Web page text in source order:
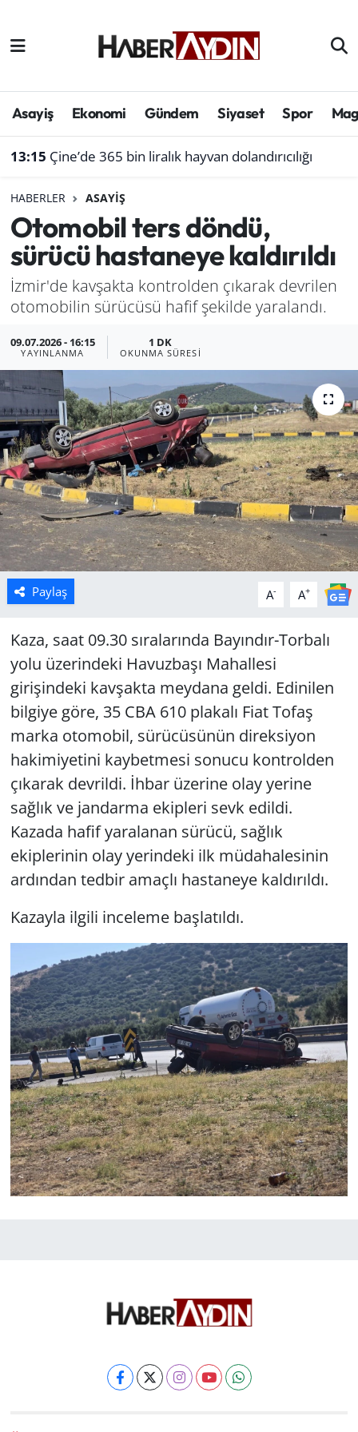
Asayiş Ekonomi Gündem Siyaset Spor
13:15 Çine’de 365 bin liralık hayvan dolandırıcılığı
HABERLER ASAYIŞ
Otomobil ters döndü,
sürücü hastaneye kaldırıldı
İzmir'de kavşakta kontrolden çıkarak devrilen
otomobilin sürücüsü hafif şekilde yaralandı.
09.07.2026 - 16:15
YAYINLANMA
1 DK
OKUNMA SÜRESI
Paylaş A- A+
Kaza, saat 09.30 sıralarında Bayındır-Torbalı
yolu üzerindeki Havuzbaşı Mahallesi
girişindeki kavşakta meydana geldi. Edinilen
bilgiye göre, 35 CBA 610 plakalı Fiat Tofaş
marka otomobil, sürücüsünün direksiyon
hakimiyetini kaybetmesi sonucu kontrolden
çıkarak devrildi. İhbar üzerine olay yerine
sağlık ve jandarma ekipleri sevk edildi.
Kazada hafif yaralanan sürücü, sağlık
ekiplerinin olay yerindeki ilk müdahalesinin
ardından tedbir amaçlı hastaneye kaldırıldı.
Kazayla ilgili inceleme başlatıldı.
Afyonkarahisar
Çevre
Genel
Haber
Izmir
Kütahya
Manisa
Muğla
Politika
Uşak
Aydın Hava Durumu
Süper Lig Puan Durumu ve Fikstür
Son Dakika Haberleri
Haber Arşivi